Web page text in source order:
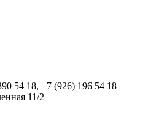
54 18, +7 (926) 196 54 18
11/2